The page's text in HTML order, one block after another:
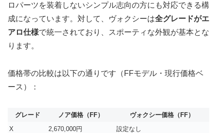
ロパーツを装着しないシンプル志向の方にも対応できる構
成になっています。対して、ヴォクシーは全グレードがエ
アロ仕様で統一されており、スポーティな外観が基本とな
ります。
価格帯の比較は以下の通りです（FFモデル・現行価格ベ
ース）：
グレード ノア価格（FF）
ヴォクシー価格（FF）
X
2,670,000円 設定なし